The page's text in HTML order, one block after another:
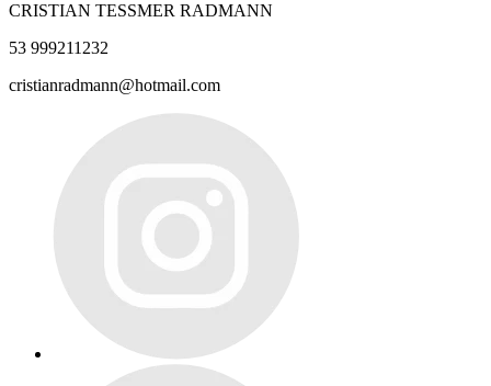
CRISTIAN TESSMER RADMANN
53 999211232
cristianradmann@hotmail.com